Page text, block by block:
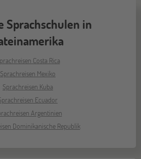
Sprachschulen in
Costa Rica
Sprachreisen Mexiko
Sprachreisen Kuba
Ecuador
Argentinien
Dominikanische Republik